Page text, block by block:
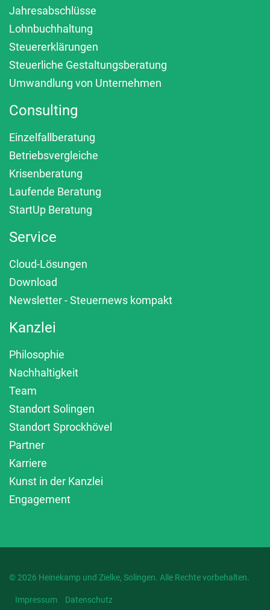
Jahresabschlüsse
Lohnbuchhaltung
Steuererklärungen
Steuerliche Gestaltungsberatung
Umwandlung von Unternehmen
Consulting
Einzelfallberatung
Betriebsvergleiche
Krisenberatung
Laufende Beratung
StartUp Beratung
Service
Cloud-Lösungen
Download
Newsletter - Steuernews kompakt
Kanzlei
Philosophie
Nachhaltigkeit
Team
Standort Solingen
Standort Sprockhövel
Partner
Karriere
Kunst in der Kanzlei
Engagement
© 2026 Heinekamp und Zielke, Solingen. Alle Rechte vorbehalten.
Impressum Datenschutz